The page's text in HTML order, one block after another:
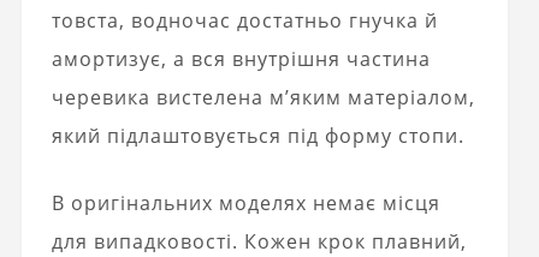
товста, водночас достатньо гнучка й
амортизує, а вся внутрішня частина
черевика вистелена м’яким матеріалом,
який підлаштовується під форму стопи.
В оригінальних моделях немає місця
для випадковості. Кожен крок плавний,